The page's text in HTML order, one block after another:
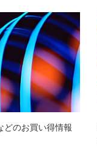
どのお買い得情報